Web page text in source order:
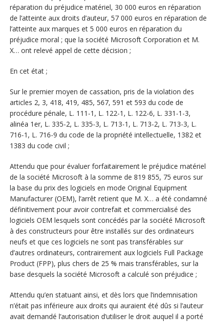
réparation du préjudice matériel, 30 000 euros en réparation
de l’atteinte aux droits d’auteur, 57 000 euros en réparation de
l’atteinte aux marques et 5 000 euros en réparation du
préjudice moral ; que la société Microsoft Corporation et M.
X… ont relevé appel de cette décision ;
En cet état ;
Sur le premier moyen de cassation, pris de la violation des
articles 2, 3, 418, 419, 485, 567, 591 et 593 du code de
procédure pénale, L. 111-1, L. 122-1, L. 122-6, L. 331-1-3,
alinéa 1er, L. 335-2, L. 335-3, L. 713-1, L. 713-2, L. 713-3, L.
716-1, L. 716-9 du code de la propriété intellectuelle, 1382 et
1383 du code civil ;
Attendu que pour évaluer forfaitairement le préjudice matériel
de la société Microsoft à la somme de 819 855, 75 euros sur
la base du prix des logiciels en mode Original Equipment
Manufacturer (OEM), l’arrêt retient que M. X… a été condamné
définitivement pour avoir contrefait et commercialisé des
logiciels OEM lesquels sont concédés par la société Microsoft
à des constructeurs pour être installés sur des ordinateurs
neufs et que ces logiciels ne sont pas transférables sur
d’autres ordinateurs, contrairement aux logiciels Full Package
Product (FPP), plus chers de 25 % mais transférables, sur la
base desquels la société Microsoft a calculé son préjudice ;
Attendu qu’en statuant ainsi, et dès lors que l’indemnisation
n’était pas inférieure aux droits qui auraient été dûs si l’auteur
avait demandé l’autorisation d’utiliser le droit auquel il a porté